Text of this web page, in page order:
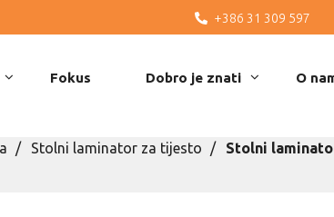
+386 31 309 597
Fokus Dobro je znati O
Stolni laminator za tijesto Stolni